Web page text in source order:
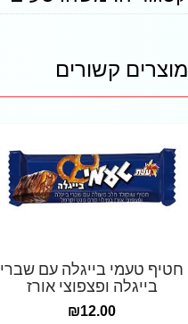
מוצרים קשורים
חטיף טעמי בייגלה עם שברי
בייגלה ופצפוצי אורז
₪12.00